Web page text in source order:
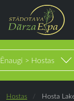
Ēnaugi > Hostas
Hostas Hosta